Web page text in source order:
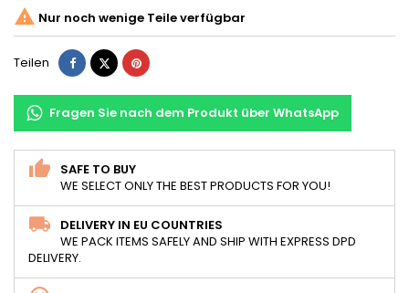
 Nur noch wenige Teile verfügbar
Teilen TeilenTweetPinterest
Fragen Sie nach dem Produkt über WhatsApp
SAFE TO BUY
WE SELECT ONLY THE BEST PRODUCTS FOR YOU!
DELIVERY IN EU COUNTRIES
WE PACK ITEMS SAFELY AND SHIP WITH EXPRESS DPD
DELIVERY.